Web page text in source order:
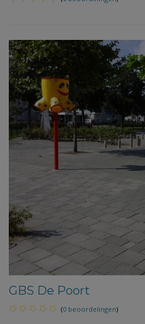
GBS De Poort
(0 beoordelingen)